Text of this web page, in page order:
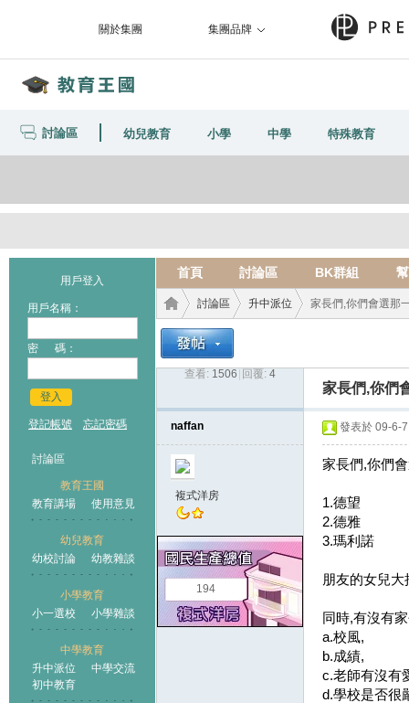
關於集團 集團品牌
討論區 幼兒教育 小學 中學 特殊教育
用戶登入
用戶名稱：
密 碼：
登入
登記帳號 忘記密碼
討論區
教育王國
教育講場
使用意見
幼兒教育
幼校討論
幼教雜談
小學教育
小一選校
小學雜談
中學教育
升中派位
中學交流
初中教育
首頁 討論區 BK群組
王國
討論區
›
升中派位 家長們,你們會選那
查看: 1506 回覆: 4
家長們,你們
naffan
複式洋房
194
發表於 09-6-
家長們,你們
1.德望
2.德雅
3.瑪利諾
朋友的女兒
同時,有沒有
a.校風,
b.成績,
c.老師有沒有
d.學校是否很